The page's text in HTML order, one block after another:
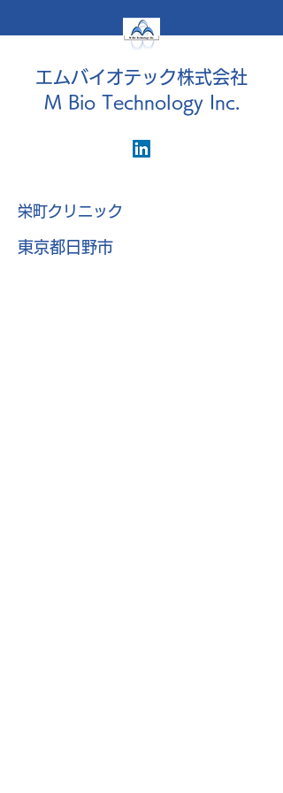
エムバイオテック株式会社
M Bio Technology Inc.
栄町クリニック
東京都日野市